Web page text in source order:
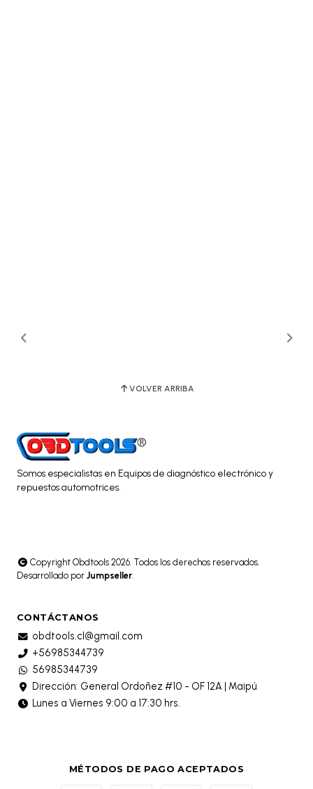
VOLVER ARRIBA
Somos especialistas en Equipos de diagnóstico electrónico y
repuestos automotrices.
Copyright Obdtools 2026. Todos los derechos reservados.
Desarrollado por Jumpseller
CONTÁCTANOS
obdtools.cl@gmail.com
+56985344739
56985344739
Dirección: General Ordoñez #10 - OF 12A | Maipú
Lunes a Viernes 9:00 a 17:30 hrs.
MÉTODOS DE PAGO ACEPTADOS